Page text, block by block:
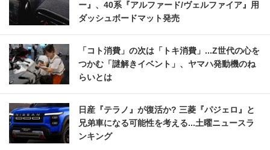
ー』、40系『アルファード/ヴェルファイア』用
ダッシュボードマット発売
「コト消費」の次は「トキ消費」...Z世代の心を
つかむ「謎解きイベント」、ヤマハ発動機のね
らいとは
日産『テラノ』が復活か? 三菱『パジェロ』と
兄弟車になる可能性を考える...土曜ニュースラ
ンキング